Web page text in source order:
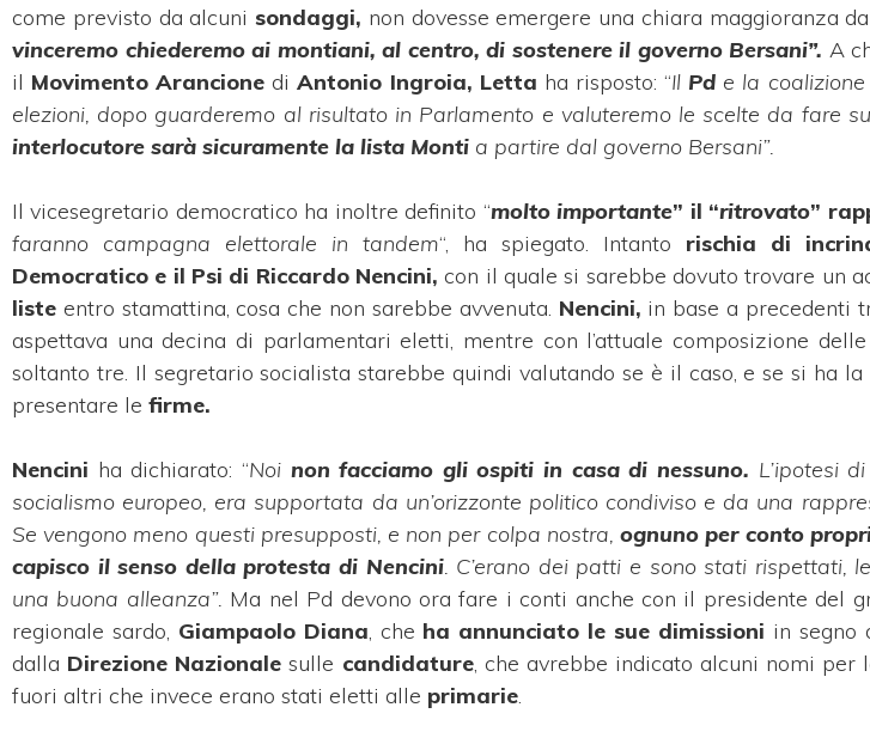
come previsto da alcuni sondaggi, non dovesse emergere una chiara maggioranza
vinceremo chiederemo ai montiani, al centro, di sostenere il governo Bersani”. A
il Movimento Arancione diAntonio Ingroia, Letta ha risposto: “Il Pd e la
elezioni, dopo guarderemo al risultato in Parlamento e valuteremo le scelte da fare
interlocutore sarà sicuramente la lista Monti a partire dal governo Bersani”.
Il vicesegretario democratico ha inoltre definito “molto importante” il “ritrovato”
faranno campagna elettorale in tandem“, ha spiegato. Intanto rischia di
Democratico e il Psi di Riccardo Nencini, con il quale si sarebbe dovuto trovare un
liste entro stamattina, cosa che non sarebbe avvenuta. Nencini, in base a precedenti
aspettava una decina di parlamentari eletti, mentre con l’attuale composizione
soltanto tre. Il segretario socialista starebbe quindi valutando se è il caso, e se si ha
presentare le firme.
Nencini ha dichiarato: “Noi non facciamo gli ospiti in casa di nessuno. L’ipotesi
socialismo europeo, era supportata da un’orizzonte politico condiviso e da una
Se vengono meno questi presupposti, e non per colpa nostra,ognuno per conto
capisco il senso della protesta di Nencini. C’erano dei patti e sono stati rispettati,
una buona alleanza”. Ma nel Pd devono ora fare i conti anche con il presidente del
regionale sardo, Giampaolo Diana , che ha annunciato le sue dimissioni in segno
dalla Direzione Nazionale sulle candidature, che avrebbe indicato alcuni nomi per
fuori altri che invece erano stati eletti alle primarie